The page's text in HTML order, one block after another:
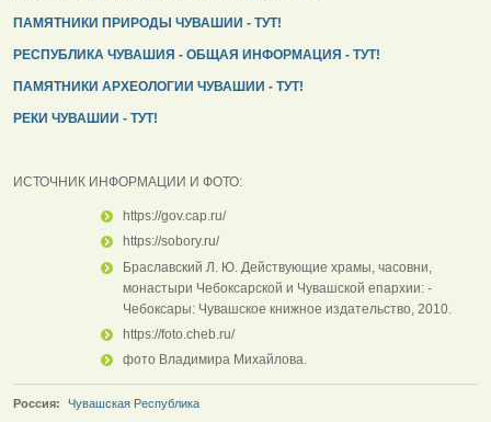
ПАМЯТНИКИ ПРИРОДЫ ЧУВАШИИ - ТУТ!
РЕСПУБЛИКА ЧУВАШИЯ - ОБЩАЯ ИНФОРМАЦИЯ - ТУТ!
ПАМЯТНИКИ АРХЕОЛОГИИ ЧУВАШИИ - ТУТ!
РЕКИ ЧУВАШИИ - ТУТ!
ИСТОЧНИК ИНФОРМАЦИИ И ФОТО:
https://gov.cap.ru/
https://sobory.ru/
Браславский Л. Ю. Действующие храмы, часовни,
монастыри Чебоксарской и Чувашской епархии: -
Чебоксары: Чувашское книжное издательство, 2010.
https://foto.cheb.ru/
фото Владимира Михайлова.
Россия:
Чувашская Республика